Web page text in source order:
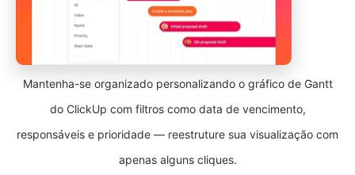
Mantenha-se organizado personalizando o gráfico de Gantt
do ClickUp com filtros como data de vencimento,
responsáveis e prioridade — reestruture sua visualização com
apenas alguns cliques.